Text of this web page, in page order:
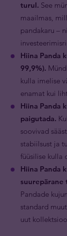
turul. See
maailmas,
pandakaru –
Hiina Panda
99,9%).
kulla imelise
enamat kui
Hiina Panda
paigutada.
soovivad
stabiilsust ja
füüsilise kulla
Hiina Panda
suurepärane
Pandade
standard
uut